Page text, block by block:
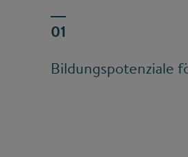
Bildungspotenziale